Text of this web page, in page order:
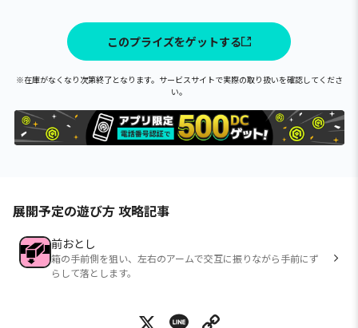
このプライズをゲットする
※在庫がなくなり次第終了となります。サービスサイトで実際の取り扱いを確認してくださ
い。
展開予定の遊び方 攻略記事
前おとし
箱の手前側を狙い、左右のアームで交互に振りながら手前にず
らして落とします。